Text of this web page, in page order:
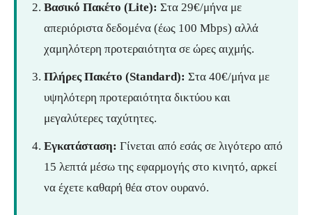
Βασικό Πακέτο (Lite): Στα 29€/μήνα με
απεριόριστα δεδομένα (έως 100 Mbps) αλλά
χαμηλότερη προτεραιότητα σε ώρες αιχμής.
Πλήρες Πακέτο (Standard): Στα 40€/μήνα με
υψηλότερη προτεραιότητα δικτύου και
μεγαλύτερες ταχύτητες.
Εγκατάσταση: Γίνεται από εσάς σε λιγότερο από
15 λεπτά μέσω της εφαρμογής στο κινητό, αρκεί
να έχετε καθαρή θέα στον ουρανό.